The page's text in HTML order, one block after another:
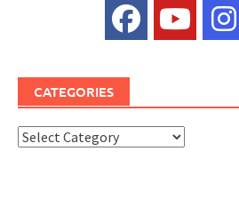
CATEGORIES
Categories